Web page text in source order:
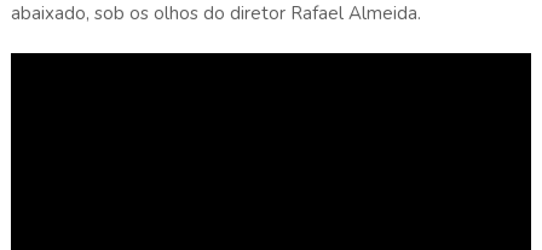
abaixado, sob os olhos do diretor Rafael Almeida.